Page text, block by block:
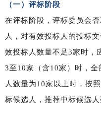
（一）评标阶段
在评标阶段，评标委员会
人，对有效投标人的投标
效投标人数量不足3家时，
3至10家（含10家）时，
人数量为10家以上时，按
标候选人，推荐中标候选人